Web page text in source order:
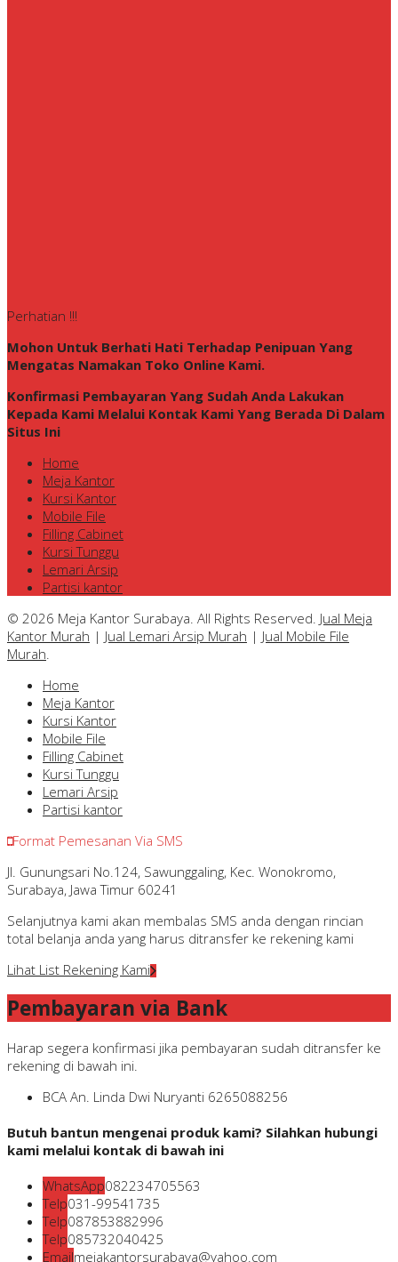
Perhatian !!!
Mohon Untuk Berhati Hati Terhadap Penipuan Yang
Mengatas Namakan Toko Online Kami.
Konfirmasi Pembayaran Yang Sudah Anda Lakukan
Kepada Kami Melalui Kontak Kami Yang Berada Di Dalam
Situs Ini
Home
Meja Kantor
Kursi Kantor
Mobile File
Filling Cabinet
Kursi Tunggu
Lemari Arsip
Partisi kantor
© 2026 Meja Kantor Surabaya. All Rights Reserved. Jual Meja
Kantor Murah | Jual Lemari Arsip Murah | Jual Mobile File
Murah
Home
Meja Kantor
Kursi Kantor
Mobile File
Filling Cabinet
Kursi Tunggu
Lemari Arsip
Partisi kantor
Format Pemesanan Via SMS
Jl. Gunungsari No.124, Sawunggaling, Kec. Wonokromo,
Surabaya, Jawa Timur 60241
Selanjutnya kami akan membalas SMS anda dengan rincian
total belanja anda yang harus ditransfer ke rekening kami
Lihat List Rekening Kami
Pembayaran via Bank
Harap segera konfirmasi jika pembayaran sudah ditransfer ke
rekening di bawah ini.
BCA An. Linda Dwi Nuryanti 6265088256
Butuh bantun mengenai produk kami? Silahkan hubungi
kami melalui kontak di bawah ini
WhatsApp082234705563
Telp031-99541735
Telp087853882996
Telp085732040425
Emailmejakantorsurabaya@yahoo.com